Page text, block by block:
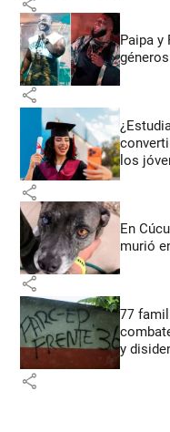
Paipa y
share
los
share
En
murió
share
77
y
share